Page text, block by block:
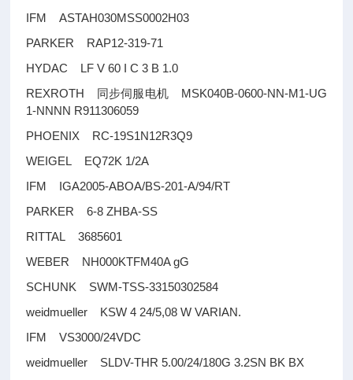
IFM ASTAH030MSS0002H03
PARKER RAP12-319-71
HYDAC LF V 60 I C 3 B 1.0
REXROTH
同步伺服电机MSK040B-0600-NN-M1-UG
1-NNNN R911306059
PHOENIX RC-19S1N12R3Q9
WEIGEL EQ72K 1/2A
IFM IGA2005-ABOA/BS-201-A/94/RT
PARKER 6-8 ZHBA-SS
RITTAL 3685601
WEBER NH000KTFM40A gG
SCHUNK SWM-TSS-33150302584
weidmueller KSW 4 24/5,08 W VARIAN.
IFM VS3000/24VDC
weidmueller SLDV-THR 5.00/24/180G 3.2SN BK BX